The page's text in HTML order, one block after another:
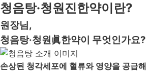
청음탕·청원진한약이란?
원장님,
청음탕·청원眞한약이 무엇인가요?
손상된 청각세포에 혈류와 영양을 공급해